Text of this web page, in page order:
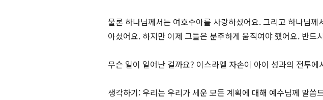
물론 하나님께서는 여호수아를 사랑하셨어요. 그리고 하나님
아셨어요. 하지만 이제 그들은 분주하게 움직여야 했어요. 반드
무슨 일이 일어난 걸까요? 이스라엘 자손이 아이 성과의 전투
생각하기: 우리는 우리가 세운 모든 계획에 대해 예수님께 말씀